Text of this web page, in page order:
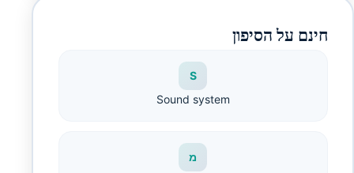
חינם על הסיפון
S
Sound system
מ